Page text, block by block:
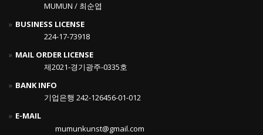
MUMUN / 최순엽
BUSINESS LICENSE
224-17-73918
MAIL ORDER LICENSE
제2021-경기광주-0335호
BANK INFO
기업은행 242-126456-01-012
E-MAIL
mumunkunst@gmail.com